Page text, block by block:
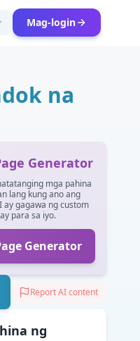
Mag-login
na
Generator
mga pahina
lang kung ano ang
ay gagawa ng custom
para sa iyo.
Generator
Report AI content
ng